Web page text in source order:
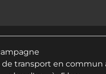
de transport en commun